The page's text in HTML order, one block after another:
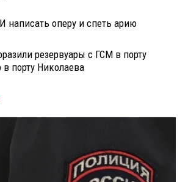
написать оперу и спеть арию
резервуары с ГСМ в порту
порту Николаева